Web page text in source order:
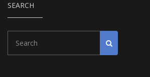
SEARCH
Start search